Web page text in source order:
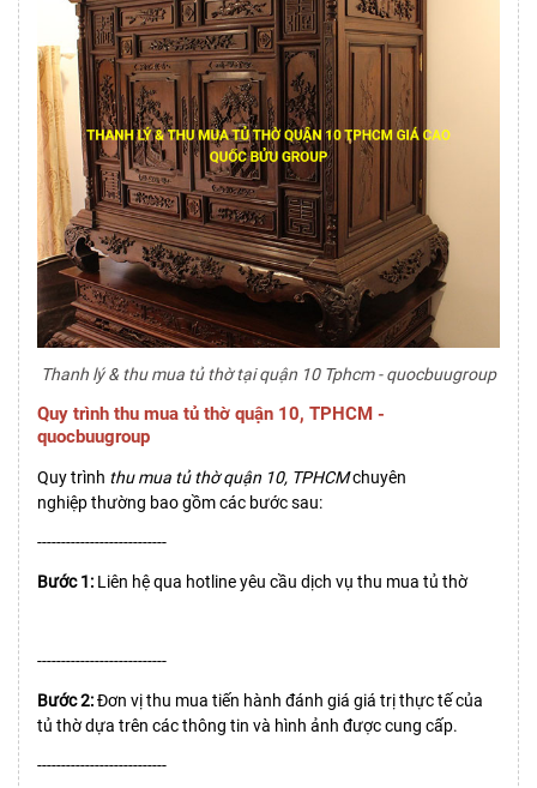
Thanh lý & thu mua tủ thờ tại quận 10 Tphcm - quocbuugroup
Quy trình thu mua tủ thờ quận 10, TPHCM -
quocbuugroup
Quy trình thu mua tủ thờ quận 10, TPHCMchuyên
nghiệp thường bao gồm các bước sau:
---------------------------
Bước 1: Liên hệ qua hotline yêu cầu dịch vụ thu mua tủ thờ
---------------------------
Bước 2:Đơn vị thu mua tiến hành đánh giá giá trị thực tế của
tủ thờ dựa trên các thông tin và hình ảnh được cung cấp.
---------------------------